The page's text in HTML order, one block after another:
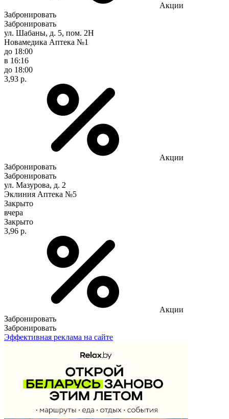
Акции
Забронировать
Забронировать
ул. Шабаны, д. 5, пом. 2Н
Новамедика Аптека №1
до 18:00
в 16:16
до 18:00
3,93 р.
Акции
Забронировать
Забронировать
ул. Мазурова, д. 2
Эклиния Аптека №5
Закрыто
вчера
Закрыто
3,96 р.
Акции
Забронировать
Забронировать
Эффективная реклама на сайте